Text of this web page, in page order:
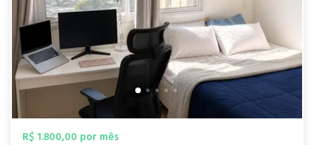
R$ 1.800,00 por mês